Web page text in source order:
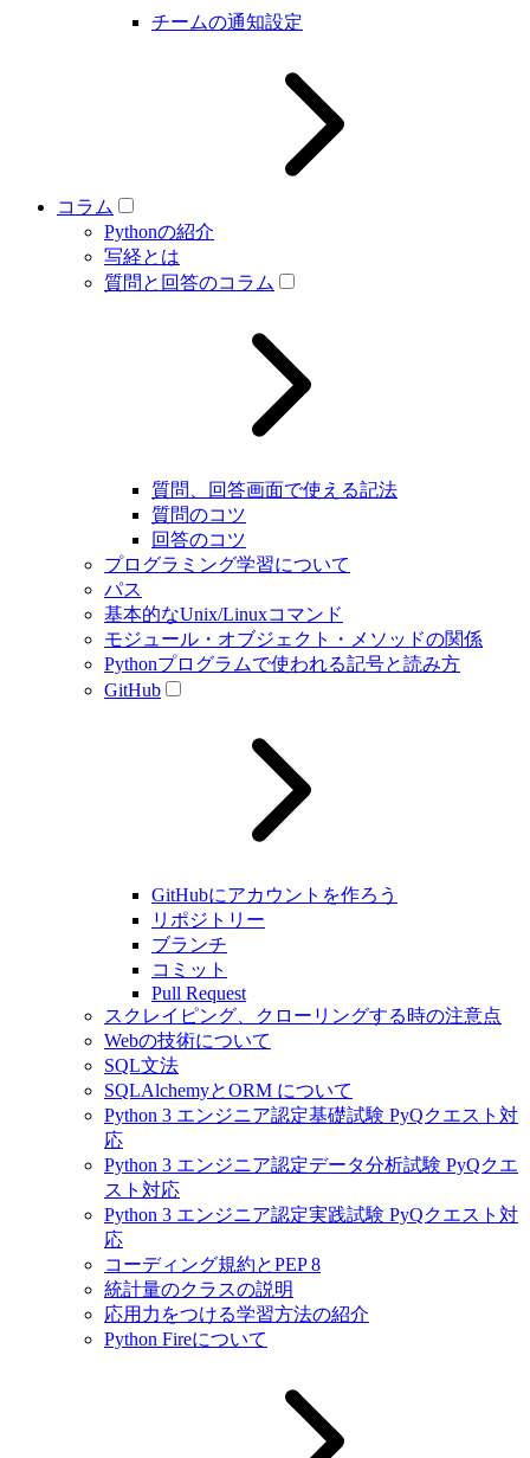
チームの通知設定
コラム
Pythonの紹介
写経とは
質問と回答のコラム
質問、回答画面で使える記法
質問のコツ
回答のコツ
プログラミング学習について
パス
基本的なUnix/Linuxコマンド
モジュール・オブジェクト・メソッドの関係
Pythonプログラムで使われる記号と読み方
GitHub
GitHubにアカウントを作ろう
リポジトリー
ブランチ
コミット
Pull Request
スクレイピング、クローリングする時の注意点
Webの技術について
SQL文法
SQLAlchemyとORM について
Python 3 エンジニア認定基礎試験 PyQクエスト対
応
Python 3 エンジニア認定データ分析試験 PyQクエ
スト対応
Python 3 エンジニア認定実践試験 PyQクエスト対
応
コーディング規約とPEP 8
統計量のクラスの説明
応用力をつける学習方法の紹介
Python Fireについて